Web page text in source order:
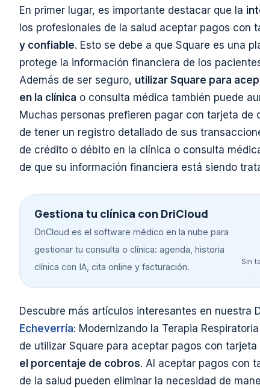
En primer lugar, es importante destacar que la
los profesionales de la salud aceptar pagos con
y confiable. Esto se debe a que Square es una
protege la información financiera de los
Además de ser seguro, utilizar Square para
en la clínica o consulta médica también puede
Muchas personas prefieren pagar con tarjeta
de tener un registro detallado de sus
de crédito o débito en la clínica o consulta
de que su información financiera está siendo
Gestiona tu clínica con DriCloud
DriCloud es el software médico en la nube para
gestionar tu consulta o clínica: agenda, historia
clínica con IA, cita online y facturación.
Sin
Descubre más artículos interesantes en nuestra
Echeverría: Modernizando la Terapia
de utilizar Square para aceptar pagos con
el porcentaje de cobros. Al aceptar pagos con
de la salud pueden eliminar la necesidad de